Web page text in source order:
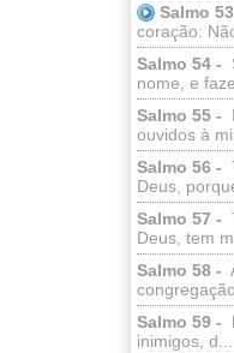
Salmo
coração:
Salmo 54 -
nome, e
Salmo 55 -
ouvidos à
Salmo 56 -
Deus,
Salmo 57 -
Deus, tem
Salmo 58 -
Salmo 59 -
inimigos, d...